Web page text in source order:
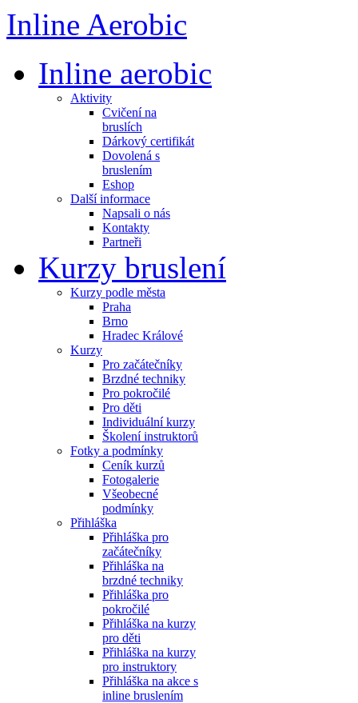
Inline Aerobic
Inline aerobic
Aktivity
Cvičení na
bruslích
Dárkový certifikát
Dovolená s
bruslením
Eshop
Další informace
Napsali o nás
Kontakty
Partneři
Kurzy bruslení
Kurzy podle města
Praha
Brno
Hradec Králové
Kurzy
Pro začátečníky
Brzdné techniky
Pro pokročilé
Pro děti
Individuální kurzy
Školení instruktorů
Fotky a podmínky
Ceník kurzů
Fotogalerie
Všeobecné
podmínky
Přihláška
Přihláška pro
začátečníky
Přihláška na
brzdné techniky
Přihláška pro
pokročilé
Přihláška na kurzy
pro děti
Přihláška na kurzy
pro instruktory
Přihláška na akce s
inline bruslením